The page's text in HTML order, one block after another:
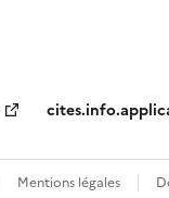
Mentions légales